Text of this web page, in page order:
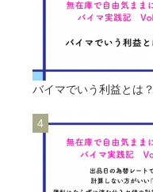
バイマでいう利益とは？